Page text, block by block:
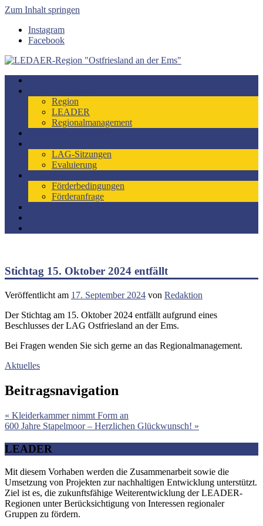
Zum Inhalt springen
Instagram
Facebook
LEDAER-Region "Ostfriesland an der Ems"
Förderzeitraum 2023-2027
Region
LEADER
Regionalmanagement
LAG-Sitzungen
Evaluierung
Förderbedingungen
Förderanfrage
Stichtag 15. Oktober 2024 entfällt
Veröffentlicht am 17. September 2024 von Redaktion
Der Stichtag am 15. Oktober 2024 entfällt aufgrund eines
Beschlusses der LAG Ostfriesland an der Ems.
Bei Fragen wenden Sie sich gerne an das Regionalmanagement.
Aktuelles
Beitragsnavigation
« Kleiderkammer nimmt Form an
600 Jahre Stapelmoor – Herzlichen Glückwunsch! »
LEADER
Mit diesem Vorhaben werden die Zusammenarbeit sowie die
Umsetzung von Projekten zur nachhaltigen Entwicklung unterstützt.
Ziel ist es, die zukunftsfähige Weiterentwicklung der LEADER-
Regionen unter Berücksichtigung von Interessen regionaler
Gruppen zu fördern.